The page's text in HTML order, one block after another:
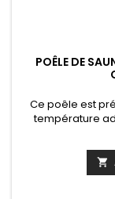
POÊLE DE
Ce poêle est
température
d’autres
cabine de
température
poêle
